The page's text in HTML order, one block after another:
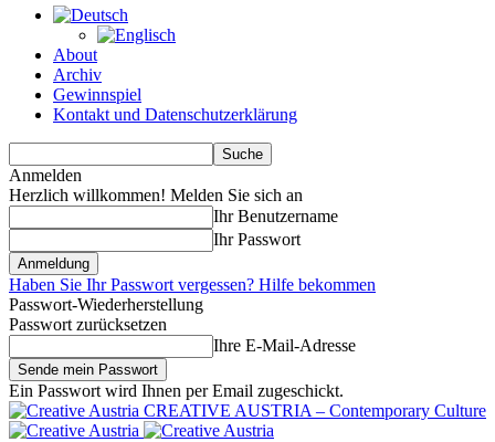
About
Archiv
Gewinnspiel
Kontakt und Datenschutzerklärung
Anmelden
Herzlich willkommen! Melden Sie sich an
Ihr Benutzername
Ihr Passwort
Haben Sie Ihr Passwort vergessen? Hilfe bekommen
Passwort-Wiederherstellung
Passwort zurücksetzen
Ihre E-Mail-Adresse
Ein Passwort wird Ihnen per Email zugeschickt.
CREATIVE AUSTRIA – Contemporary Culture